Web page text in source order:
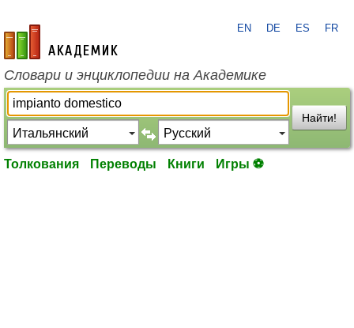
academic.ru
EN DE ES FR
Словари и энциклопедии на Академике
Найти!
Толкования Переводы Книги Игры ⚽